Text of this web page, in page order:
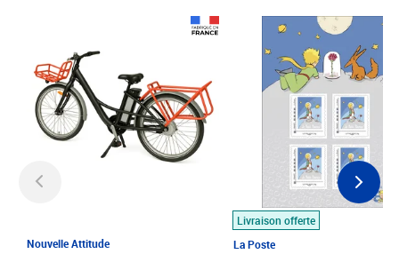
Nouvelle Attitude
Livraison offerte
La Poste
Prix 7,50€